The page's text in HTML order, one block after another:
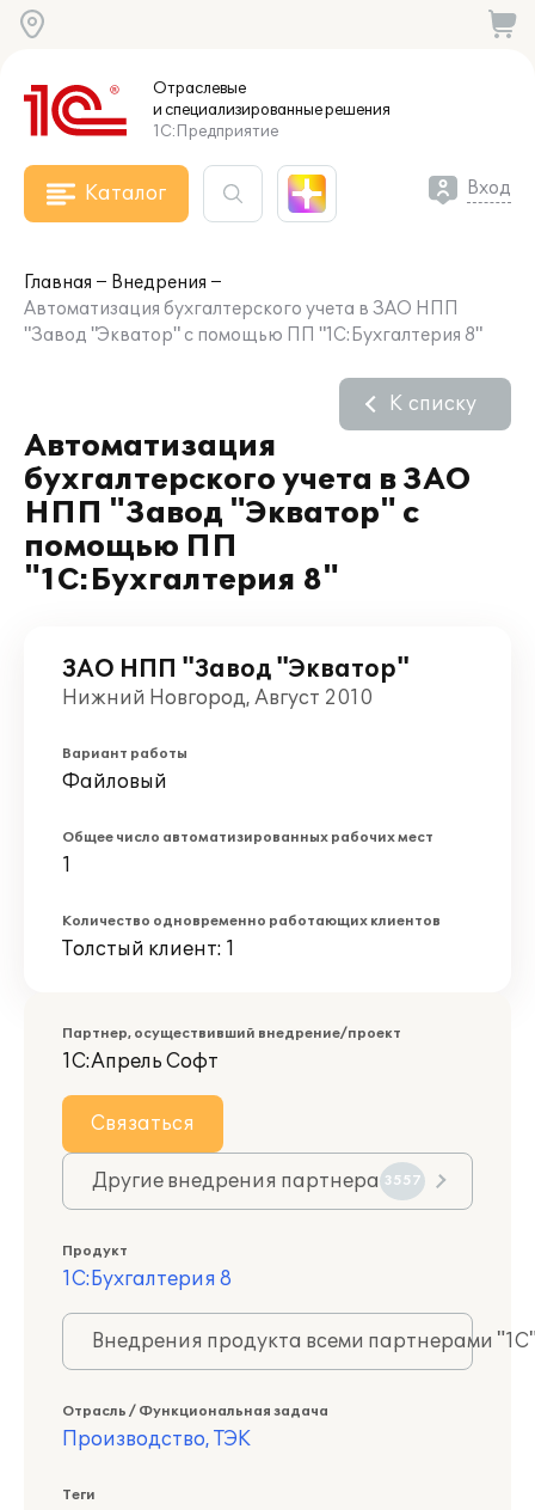
Отраслевые
и специализированныерешения
1С:Предприятие
Каталог Вход
Главная
Внедрения
Автоматизация бухгалтерского учета в ЗАО НПП
"Завод "Экватор" с помощью ПП "1С:Бухгалтерия 8"
Автоматизация
бухгалтерского учета в ЗАО
НПП "Завод "Экватор" с
помощью ПП
"1С:Бухгалтерия 8"
К списку
ЗАО НПП "Завод "Экватор"
Нижний Новгород, Август 2010
Вариант работы
Файловый
Общее число автоматизированных рабочих мест
1
Количество одновременно работающих клиентов
Толстый клиент: 1
Партнер, осуществивший внедрение/проект
1С:Апрель Софт
Связаться
Другие внедрения партнера 3557
Продукт
1С:Бухгалтерия 8
Внедрения продукта всеми партнерами
Отрасль / Функциональная задача
Производство, ТЭК
Теги